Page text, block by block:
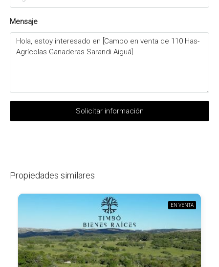
Mensaje
Solicitar información
Propiedades similares
EN VENTA